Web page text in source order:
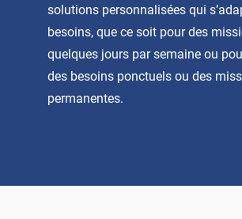
solutions personnalisées qui
besoins, que ce soit pour des
quelques jours par semaine ou
des besoins ponctuels ou des
permanentes.